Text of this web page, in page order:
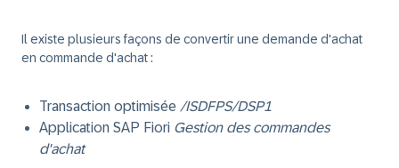
Il existe plusieurs façons de convertir une demande d'achat
en commande d'achat :
Transaction optimisée /ISDFPS/DSP1
Application SAP Fiori Gestion des commandes
d'achat